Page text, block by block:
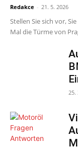
Redakce - 21. 5. 2026
Stellen Sie sich vor,
Mal die Türme von
25.